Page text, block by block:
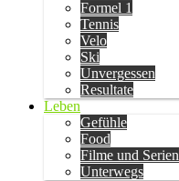
Formel 1
Tennis
Velo
Ski
Unvergessen
Resultate
Leben
Gefühle
Food
Filme und Serien
Unterwegs